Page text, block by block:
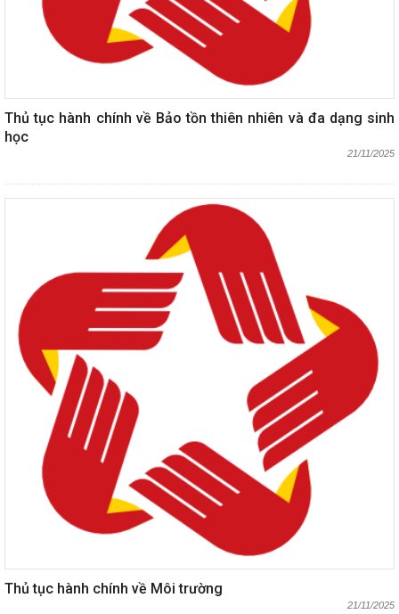
Thủ tục hành chính về Bảo tồn thiên nhiên và đa dạng sinh
học
21/11/2025
Thủ tục hành chính về Môi trường
21/11/2025